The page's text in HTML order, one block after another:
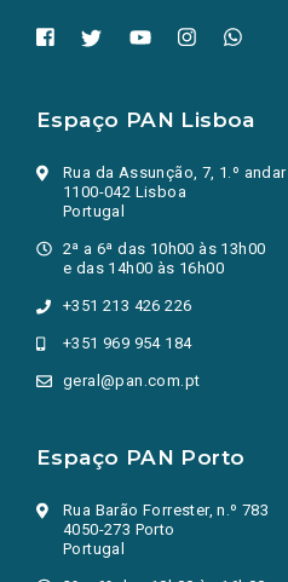
Espaço PAN Lisboa
Rua da Assunção, 7, 1.º andar
1100-042 Lisboa
Portugal
2ª a 6ª das 10h00 às 13h00
e das 14h00 às 16h00
+351 213 426 226
+351 969 954 184
geral@pan.com.pt
Espaço PAN Porto
Rua Barão Forrester, n.º 783
4050-273 Porto
Portugal